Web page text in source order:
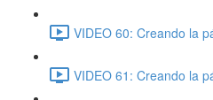
VIDEO 60: Creando la
VIDEO 61: Creando la